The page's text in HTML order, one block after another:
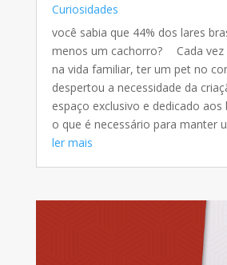
Curiosidades
você sabia que 44% dos lares
menos um cachorro? ⠀ Cada
na vida familiar, ter um pet no
despertou a necessidade da
espaço exclusivo e dedicado aos
o que é necessário para manter
ler mais